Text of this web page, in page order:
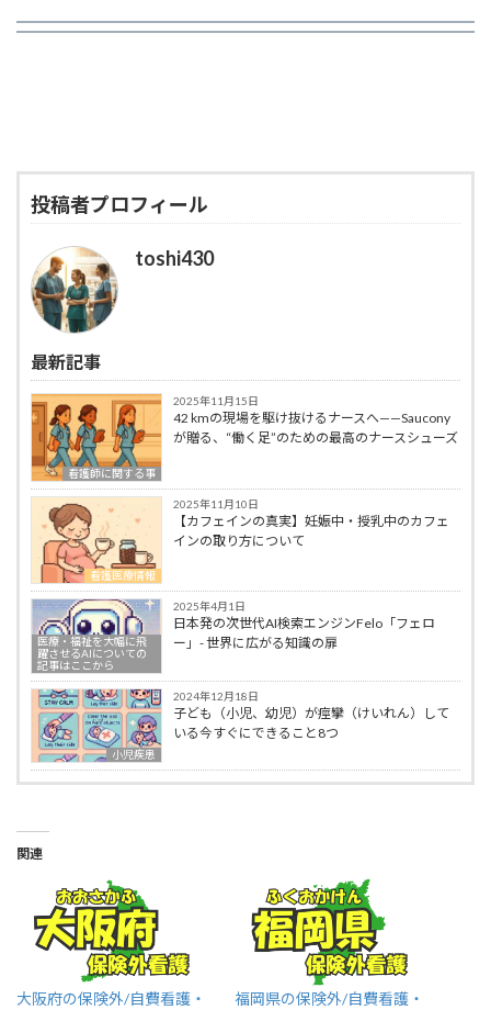
投稿者プロフィール
toshi430
最新記事
看護師に関する事
2025年11月15日
42 kmの現場を駆け抜けるナースへ——Saucony
が贈る、“働く足”のための最高のナースシューズ
看護医療情報
2025年11月10日
【カフェインの真実】妊娠中・授乳中のカフェ
インの取り方について
医療・福祉を大幅に飛
躍させるAIについての
記事はここから
2025年4月1日
日本発の次世代AI検索エンジンFelo「フェロ
ー」- 世界に広がる知識の扉
小児疾患
2024年12月18日
子ども（小児、幼児）が痙攣（けいれん）して
いる今すぐにできること8つ
関連
大阪府の保険外/自費看護・
福岡県の保険外/自費看護・